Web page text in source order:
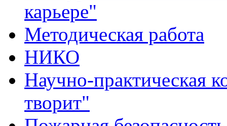
карьере"
Методическая работа
НИКО
Научно-практическая
творит"